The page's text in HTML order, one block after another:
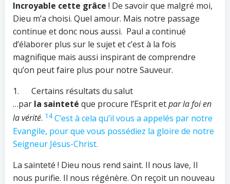
Incroyable cette grâce ! De savoir que malgré moi,
Dieu m’a choisi. Quel amour. Mais notre passage
continue et donc nous aussi. Paul a continué
d’élaborer plus sur le sujet et c’est à la fois
magnifique mais aussi inspirant de comprendre
qu’on peut faire plus pour notre Sauveur.
1. Certains résultats du salut
…par la sainteté que procure l’Esprit etpar la foi en
la vérité. 14C’est à cela qu’il vous a appelés par notre
Evangile, pour que vous possédiez la gloire de notre
Seigneur Jésus-Christ.
La sainteté ! Dieu nous rend saint. Il nous lave, Il
nous purifie. Il nous régénère. On reçoit un nouveau